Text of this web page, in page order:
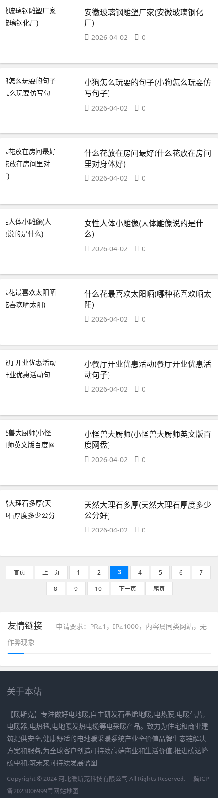
安徽玻璃钢雕塑厂家(安徽玻璃钢化
厂)
2026-04-02 0
小狗怎么玩耍的句子(小狗怎么玩耍仿
写句子)
2026-04-02 0
什么花放在房间最好(什么花放在房间
里对身体好)
2026-04-02 0
女性人体小雕像(人体雕像说的是什
么)
2026-04-02 0
什么花最喜欢太阳晒(哪种花喜欢晒太
阳)
2026-04-02 0
小餐厅开业优惠活动(餐厅开业优惠活
动句子)
2026-04-02 0
小怪兽大厨师(小怪兽大厨师英文版百
度网盘)
2026-04-02 0
天然大理石多厚(天然大理石厚度多少
公分好)
2026-04-02 0
首页 上一页 1 2 3 4 5 6
7
8
9 10 下一页 尾页
友情链接
申请要求：PR≥1，IP≥1000，内容属同类网站，无
作弊现象
关于本站
【暖斯克】专注做好电地暖,自主研发石墨烯地暖,电热膜,电暖气片,
电暖器,电热毯,电地暖发热电缆等电采暖产品。致力为住宅和商业建
筑提供安全,健康舒适的电地暖采暖系统产业全价值品牌生态链解决
方案和服务,为全球客户创造可持续高端商业和生活价值,推进碳达峰
碳中和,筑未来可持续发展蓝图
Copyright © 2024 河北暖斯克科技有限公司 All Rights Reserved.
冀ICP
备2023006999号网站地图